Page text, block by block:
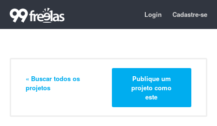
Login Cadastre-se
« Buscar todos os
projetos
Publique um
projeto como
este